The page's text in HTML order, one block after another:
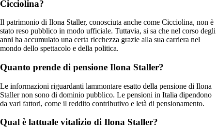
Cicciolina?
Il patrimonio di Ilona Staller, conosciuta anche come Cicciolina, non è
stato reso pubblico in modo ufficiale. Tuttavia, si sa che nel corso degli
anni ha accumulato una certa ricchezza grazie alla sua carriera nel
mondo dello spettacolo e della politica.
Quanto prende di pensione Ilona Staller?
Le informazioni riguardanti lammontare esatto della pensione di Ilona
Staller non sono di dominio pubblico. Le pensioni in Italia dipendono
da vari fattori, come il reddito contributivo e letà di pensionamento.
Qual è lattuale vitalizio di Ilona Staller?